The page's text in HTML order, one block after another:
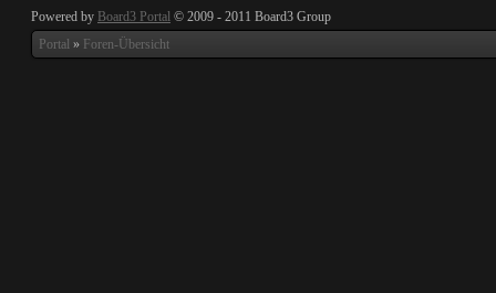
Powered by Board3 Portal © 2009 - 2011 Board3 Group
Portal » Foren-Übersicht